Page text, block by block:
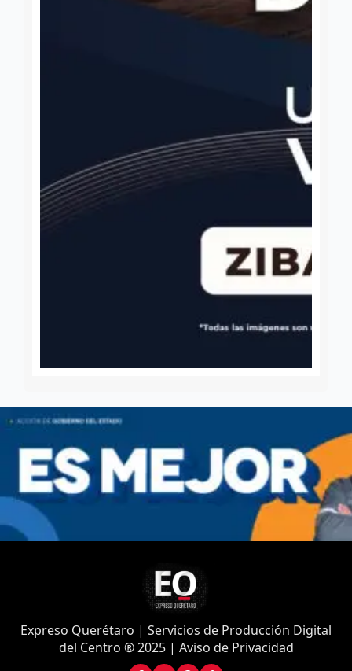
Expreso Querétaro | Servicios de Producción Digital
del Centro ® 2025 | Aviso de Privacidad